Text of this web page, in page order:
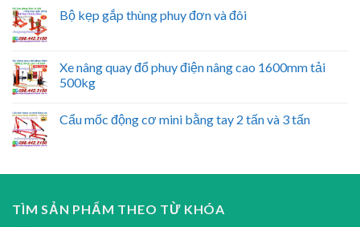
Bộ kẹp gắp thùng phuy đơn và đôi
Xe nâng quay đổ phuy điện nâng cao 1600mm tải
500kg
Cẩu mốc động cơ mini bằng tay 2 tấn và 3 tấn
TÌM SẢN PHẨM THEO TỪ KHÓA